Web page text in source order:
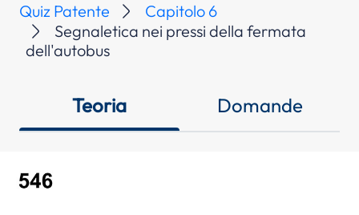
Quiz Patente
Capitolo 6
Segnaletica nei pressi della fermata
dell'autobus
Teoria Domande